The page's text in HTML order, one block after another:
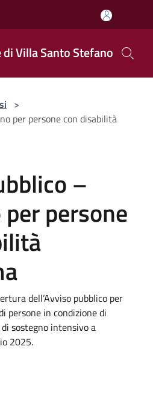
di Villa Santo Stefano
>
per persone con disabilità
–
persone
dell’Avviso pubblico per
persone in condizione di
sostegno intensivo a
2025.